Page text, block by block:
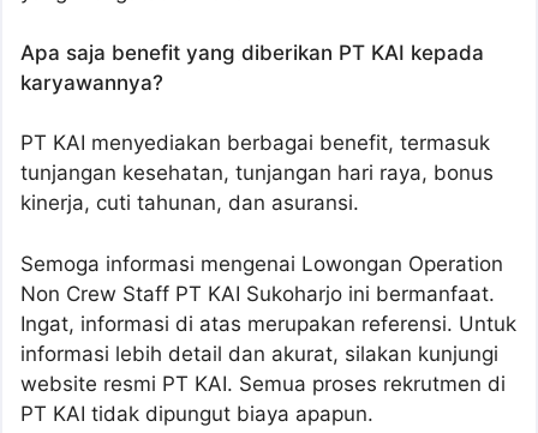
Apa saja benefit yang diberikan PT KAI kepada
karyawannya?
PT KAI menyediakan berbagai benefit, termasuk
tunjangan kesehatan, tunjangan hari raya, bonus
kinerja, cuti tahunan, dan asuransi.
Semoga informasi mengenai Lowongan Operation
Non Crew Staff PT KAI Sukoharjo ini bermanfaat.
Ingat, informasi di atas merupakan referensi. Untuk
informasi lebih detail dan akurat, silakan kunjungi
website resmi PT KAI. Semua proses rekrutmen di
PT KAI tidak dipungut biaya apapun.